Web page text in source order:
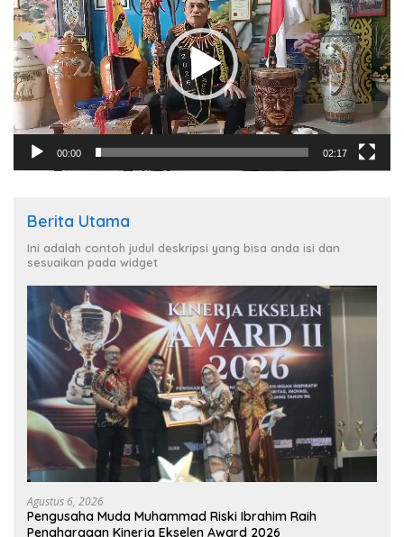
00:00 02:17
Berita Utama
Ini adalah contoh judul deskripsi yang bisa anda isi dan
sesuaikan pada widget
Agustus 6, 2026
Pengusaha Muda Muhammad Riski Ibrahim Raih
Penghargaan Kinerja Ekselen Award 2026